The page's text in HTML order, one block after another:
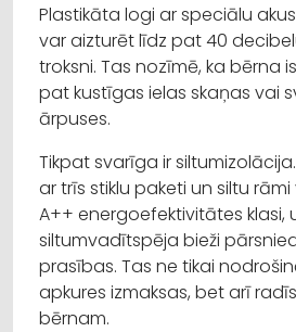
Plastikāta logi ar speciālu
var aizturēt līdz pat 40
troksni. Tas nozīmē, ka bērna
pat kustīgas ielas skaņas vai
ārpuses.
Tikpat svarīga ir
ar trīs stiklu paketi un siltu
A++ energoefektivitātes klasi,
siltumvadītspēja bieži
prasības. Tas ne tikai
apkures izmaksas, bet arī
bērnam.